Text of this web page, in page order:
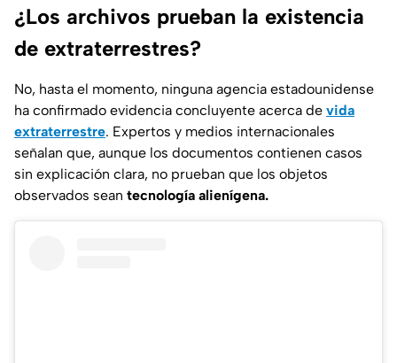
¿Los archivos prueban la existencia
de extraterrestres?
No, hasta el momento, ninguna agencia estadounidense
ha confirmado evidencia concluyente acerca de vida
extraterrestre. Expertos y medios internacionales
señalan que, aunque los documentos contienen casos
sin explicación clara, no prueban que los objetos
observados sean tecnología alienígena.